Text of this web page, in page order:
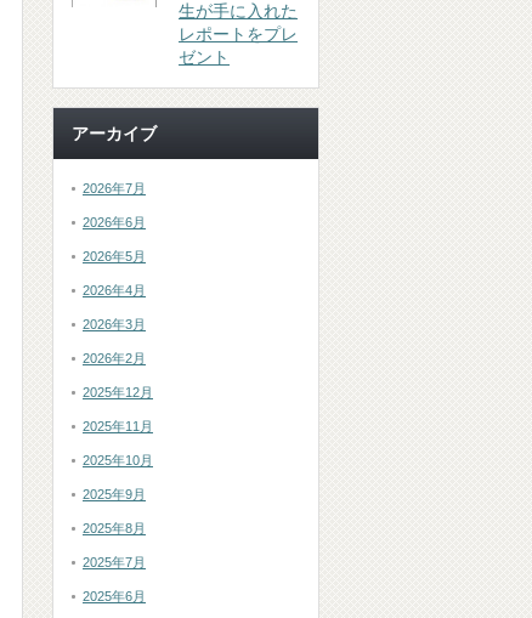
生が手に入れた
レポートをプレ
ゼント
アーカイブ
2026年7月
2026年6月
2026年5月
2026年4月
2026年3月
2026年2月
2025年12月
2025年11月
2025年10月
2025年9月
2025年8月
2025年7月
2025年6月